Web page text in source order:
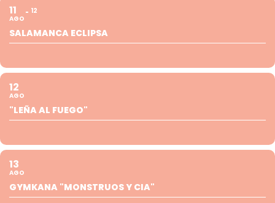
11
AGO
12
SALAMANCA ECLIPSA
12
AGO
"LEÑA AL FUEGO"
13
AGO
GYMKANA "MONSTRUOS Y CIA"